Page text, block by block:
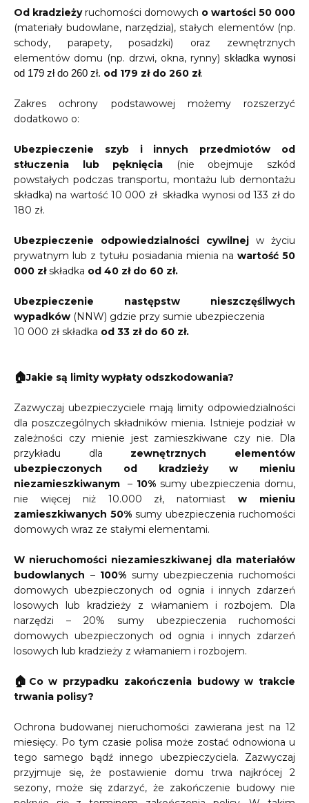
Od kradzieżyruchomości domowych o wartości 50 000
(materiały budowlane, narzędzia), stałych elementów (np.
schody, parapety, posadzki) oraz zewnętrznych
elementów domu (np. drzwi, okna, rynny) składka wynosi
od 179 zł do 260 zł. od 179 zł do 260 zł.
Zakres ochrony podstawowej możemy rozszerzyć
dodatkowo o:
Ubezpieczenie szyb i innych przedmiotów od
stłuczenia lub pęknięcia
(nie obejmuje szkód
powstałych podczas transportu, montażu lub demontażu
składka) na wartość 10 000 zł składka wynosi od 133 zł do
180 zł.
Ubezpieczenie odpowiedzialności cywilnej w życiu
prywatnym lub z tytułu posiadania mienia na wartość 50
000 złskładka od 40 zł do 60 zł.
Ubezpieczenie następstw nieszczęśliwych
wypadków (NNW) gdzie przy sumie ubezpieczenia
10 000 zł składka od 33 zł do 60 zł.
🏠Jakie są limity wypłaty odszkodowania?
Zazwyczaj ubezpieczyciele mają limity odpowiedzialności
dla poszczególnych składników mienia. Istnieje podział w
zależności czy mienie jest zamieszkiwane czy nie. Dla
przykładu dla zewnętrznych elementów
ubezpieczonych od kradzieży w mieniu
niezamieszkiwanym
– 10% sumy ubezpieczenia domu,
nie więcej niż 10.000 zł, natomiastw mieniu
zamieszkiwanych 50% sumy ubezpieczenia ruchomości
domowych wraz ze stałymi elementami.
W nieruchomości niezamieszkiwanej dla materiałów
budowlanych – 100% sumy ubezpieczenia ruchomości
domowych ubezpieczonych od ognia i innych zdarzeń
losowych lub kradzieży z włamaniem i rozbojem. Dla
narzędzi – 20% sumy ubezpieczenia ruchomości
domowych ubezpieczonych od ognia i innych zdarzeń
losowych lub kradzieży z włamaniem i rozbojem.
🏠 Co w przypadku zakończenia budowy w trakcie
trwania polisy?
Ochrona budowanej nieruchomości zawierana jest na 12
miesięcy. Po tym czasie polisa może zostać odnowiona u
tego samego bądź innego ubezpieczyciela. Zazwyczaj
przyjmuje się, że postawienie domu trwa najkrócej 2
sezony, może się zdarzyć, że zakończenie budowy nie